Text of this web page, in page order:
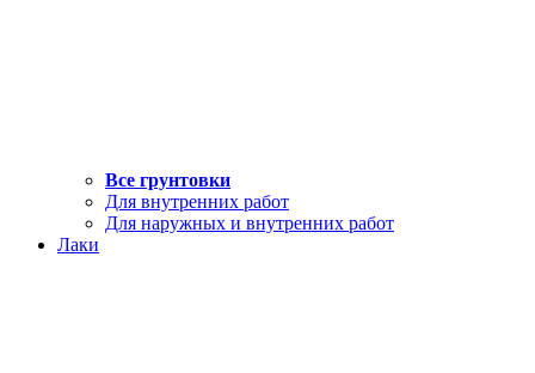
Все грунтовки
Для внутренних работ
Для наружных и внутренних работ
Лаки